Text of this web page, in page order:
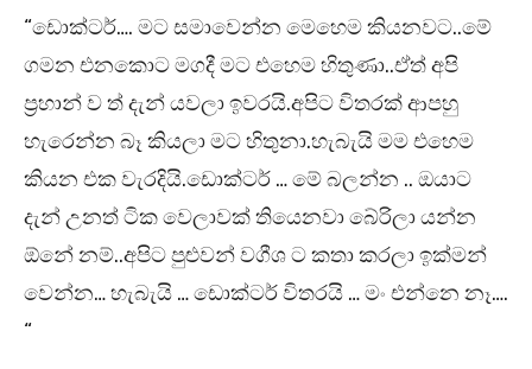
“ඩොක්ටර්…. මට සමාවෙන්න මෙහෙම කියනවට..මේ
ගමන එනකොට මගදී මට එහෙම හිතුණා..ඒත් අපි
ප්‍රහාන් ව ත් දැන් යවලා ඉවරයි.අපිට විතරක් ආපහු
හැරෙන්න බෑ කියලා මට හිතුනා.හැබැයි මම එහෙම
කියන එක වැරදියි.ඩොක්ටර් … මේ බලන්න .. ඔයාට
දැන් උනත් ටික වෙලාවක් තියෙනවා බේරිලා යන්න
ඕනේ නම්..අපිට පුළුවන් වගීශ ට කතා කරලා ඉක්මන්
වෙන්න… හැබැයි … ඩොක්ටර් විතරයි … මං එන්නෙ නෑ….
“